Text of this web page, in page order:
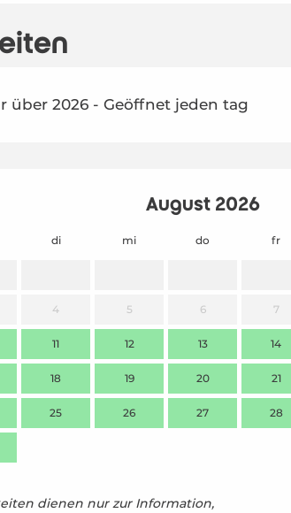
über 2026 - Geöffnet jeden tag
August 2026
di mi do fr
4 5 6 7
11 12 13 14
18 19 20 21
25 26 27 28
dienen nur zur Information,